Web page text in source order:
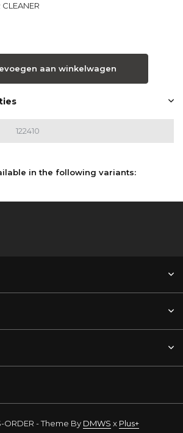
aan winkelwagen
122410
in the following variants:
ORDER - Theme By DMWS x Plus+